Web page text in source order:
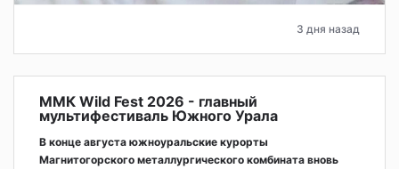
3 дня назад
ММК Wild Fest 2026 - главный
мультифестиваль Южного Урала
В конце августа южноуральские курорты
Магнитогорского металлургического комбината вновь